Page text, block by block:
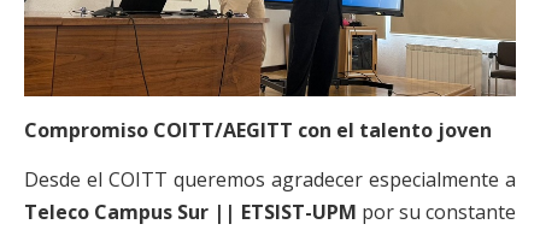
Compromiso COITT/AEGITT con el talento joven
Desde el COITT queremos agradecer especialmente a
Teleco Campus Sur || ETSIST-UPM por su constante